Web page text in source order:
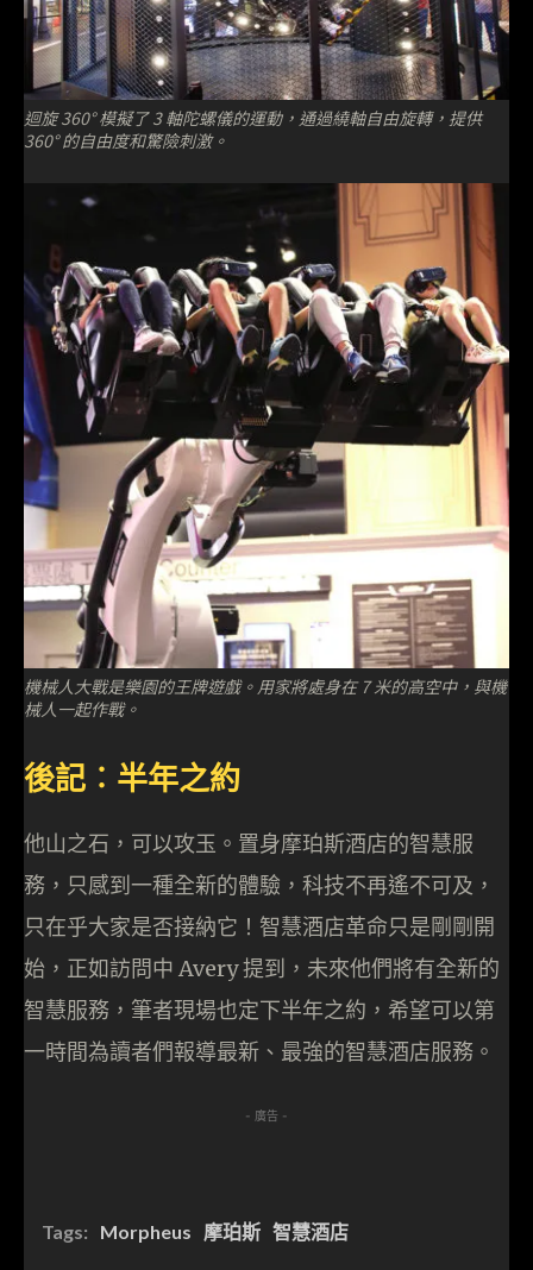
迴旋 360° 模擬了 3 軸陀螺儀的運動，通過繞軸自由旋轉，提供
360° 的自由度和驚險刺激。
機械人大戰是樂園的王牌遊戲。用家將處身在 7 米的高空中，與機
械人一起作戰。
後記︰半年之約
他山之石，可以攻玉。置身摩珀斯酒店的智慧服
務，只感到一種全新的體驗，科技不再遙不可及，
只在乎大家是否接納它！智慧酒店革命只是剛剛開
始，正如訪問中 Avery 提到，未來他們將有全新的
智慧服務，筆者現場也定下半年之約，希望可以第
一時間為讀者們報導最新、最強的智慧酒店服務。
- 廣告 -
Tags: Morpheus 摩珀斯 智慧酒店